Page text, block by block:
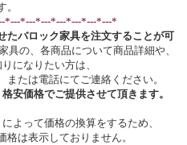
。
*---*---*---*---*---*---*---*
たバロック家具を注文することが可
具の、各商品について商品詳細や、
になりたい方は、
または電話にてご連絡ください。
格安価格でご提供させて頂きます。
よって価格の換算をするため、
は表示しておりません。